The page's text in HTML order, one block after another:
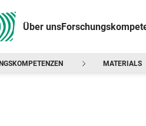
Über uns
MATERIALS